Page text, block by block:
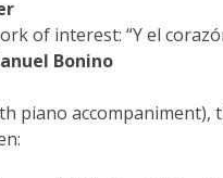
of interest: “Y el
Bonino
piano accompaniment),